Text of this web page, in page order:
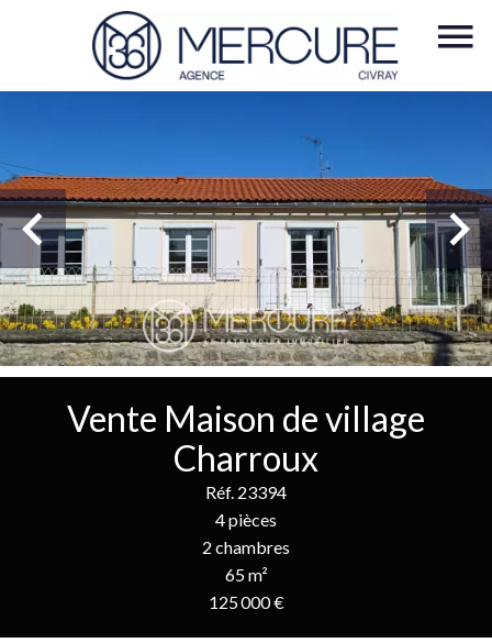
Vente Maison de village
Charroux
Réf. 23394
4 pièces
2 chambres
65 m²
125 000 €